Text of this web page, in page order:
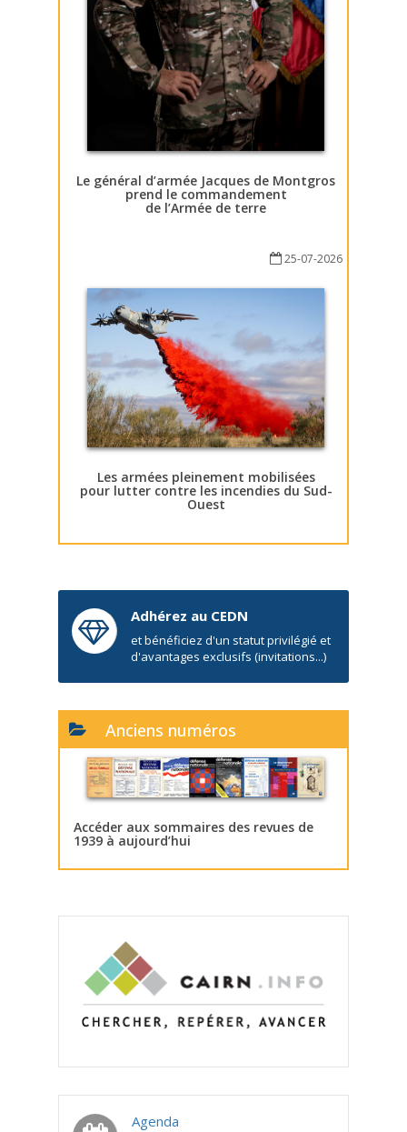
Le général d’armée Jacques de Montgros
prend le commandement
de l’Armée de terre
25-07-2026
Les armées pleinement mobilisées
pour lutter contre les incendies du Sud-
Ouest
Adhérez au CEDN
et bénéficiez d'un statut privilégié et
d'avantages exclusifs (invitations...)
Anciens numéros
Accéder aux sommaires des revues de
1939 à aujourd’hui
Agenda